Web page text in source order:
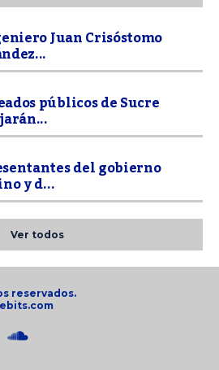
Juan Crisóstomo
públicos de Sucre
del gobierno
y d...
Ver todos
reservados.